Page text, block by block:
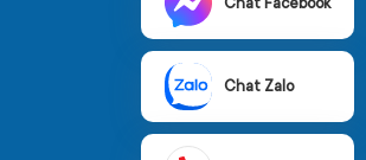
Chat Facebook
Chat Zalo